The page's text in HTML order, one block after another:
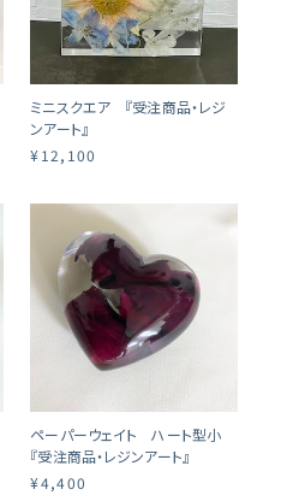
ミニスクエア 『受注商品・レジ
ンアート』
¥12,100
ペーパーウェイト ハート型小
『受注商品・レジンアート』
¥4,400